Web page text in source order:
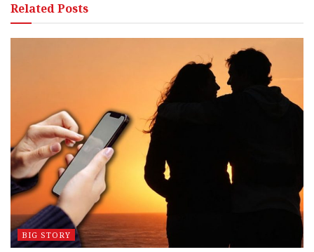
RelatedPosts
BIG STORY